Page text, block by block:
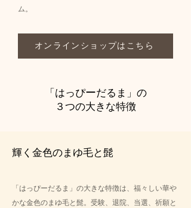
ム。
オンラインショップはこちら
「はっぴーだるま」の
３つの大きな特徴
輝く金色のまゆ毛と髭
「はっぴーだるま」の大きな特徴は、福々しい華や
かな金色のまゆ毛と髭。受験、退院、当選、祈願と